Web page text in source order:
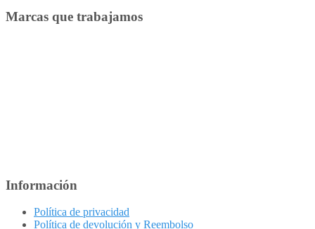
Marcas que trabajamos
Información
Política de privacidad
Política de devolución y Reembolso